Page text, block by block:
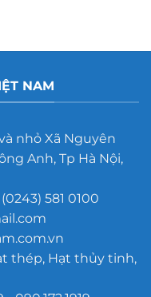
NAM
nhỏ Xã Nguyên
Anh, Tp Hà Nội,
581 0100
thép, Hạt thủy tinh,